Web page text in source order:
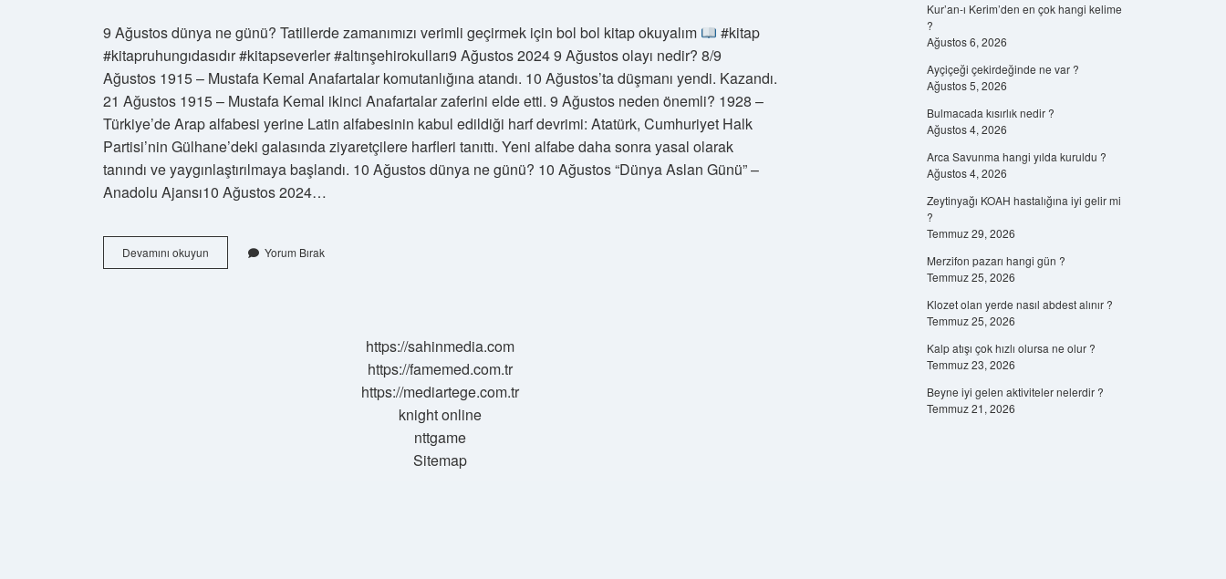
9 Ağustos dünya ne günü? Tatillerde zamanımızı verimli geçirmek için bol bol kitap okuyalım
#kitap
#kitapruhungıdasıdır #kitapseverler #altınşehirokulları9 Ağustos 2024 9 Ağustos olayı nedir? 8/9
Ağustos 1915 – Mustafa Kemal Anafartalar komutanlığına atandı. 10 Ağustos’ta düşmanı yendi. Kazandı.
21 Ağustos 1915 – Mustafa Kemal ikinci Anafartalar zaferini elde etti. 9 Ağustos neden önemli? 1928 –
Türkiye’de Arap alfabesi yerine Latin alfabesinin kabul edildiği harf devrimi: Atatürk, Cumhuriyet Halk
Partisi’nin Gülhane’deki galasında ziyaretçilere harfleri tanıttı. Yeni alfabe daha sonra yasal olarak
tanındı ve yaygınlaştırılmaya başlandı. 10 Ağustos dünya ne günü? 10 Ağustos “Dünya Aslan Günü” –
Anadolu Ajansı10 Ağustos 2024…
Devamını okuyun
Ağustos
Yorum Bırak
https://sahinmedia.com
https://famemed.com.tr
https://mediartege.com.tr
knight online
nttgame
Sitemap
Kur’an-ı Kerim’den en çok hangi kelime
?
Ağustos 6, 2026
Ayçiçeği çekirdeğinde ne var ?
Ağustos 5, 2026
Bulmacada kısırlık nedir ?
Ağustos 4, 2026
Arca Savunma hangi yılda kuruldu ?
Ağustos 4, 2026
Zeytinyağı KOAH hastalığına iyi gelir mi
?
Temmuz 29, 2026
Merzifon pazarı hangi gün ?
Temmuz 25, 2026
Klozet olan yerde nasıl abdest alınır ?
Temmuz 25, 2026
Kalp atışı çok hızlı olursa ne olur ?
Temmuz 23, 2026
Beyne iyi gelen aktiviteler nelerdir ?
Temmuz 21, 2026